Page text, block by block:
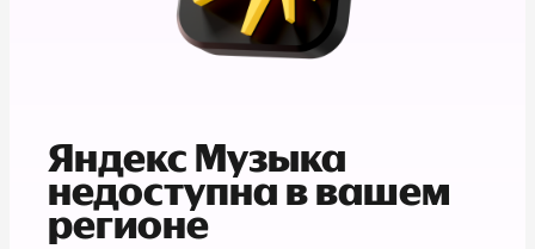
Яндекс Музыка
недоступна в вашем
регионе